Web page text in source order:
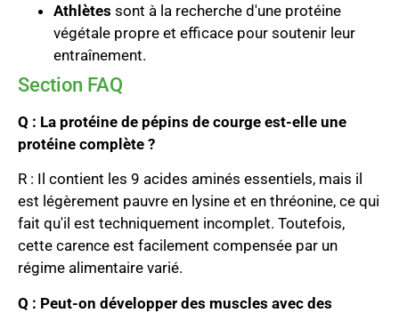
Athlètes sont à la recherche d'une protéine
végétale propre et efficace pour soutenir leur
entraînement.
Section FAQ
Q : La protéine de pépins de courge est-elle une
protéine complète ?
R : Il contient les 9 acides aminés essentiels, mais il
est légèrement pauvre en lysine et en thréonine, ce qui
fait qu'il est techniquement incomplet. Toutefois,
cette carence est facilement compensée par un
régime alimentaire varié.
Q : Peut-on développer des muscles avec des